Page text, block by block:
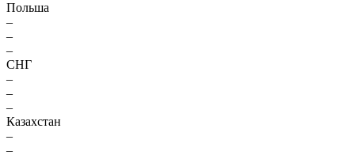
Польша
–
–
–
СНГ
–
–
–
Казахстан
–
–